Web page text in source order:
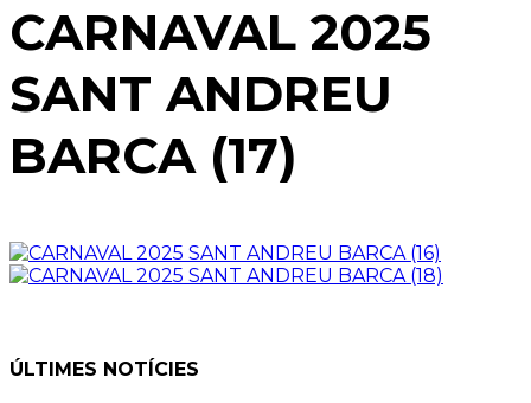
CARNAVAL 2025
SANT ANDREU
BARCA (17)
ÚLTIMES NOTÍCIES